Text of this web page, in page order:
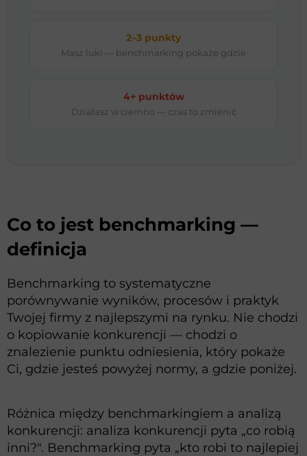
2–3 punkty
Masz luki — benchmarking pokaże gdzie
4+ punktów
Działasz w ciemno — czas to zmienić
Co to jest benchmarking —
definicja
Benchmarking to systematyczne
porównywanie wyników, procesów i praktyk
Twojej firmy z najlepszymi na rynku. Nie chodzi
o kopiowanie konkurencji — chodzi o
znalezienie punktu odniesienia, który pokaże
Ci, gdzie jesteś powyżej normy, a gdzie poniżej.
Różnica między benchmarkingiem a analizą
konkurencji: analiza konkurencji pyta „co robią
inni?". Benchmarking pyta „kto robi to najlepiej